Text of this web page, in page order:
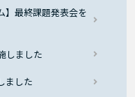
】最終課題発表会を
しました
ました